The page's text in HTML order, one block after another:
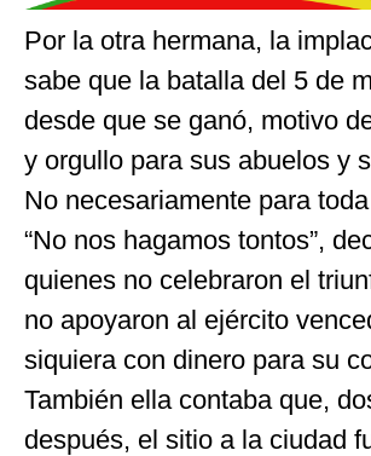
Por la otra hermana, la
sabe que la batalla del 5 de
desde que se ganó, motivo
y orgullo para sus abuelos y
No necesariamente para
“No nos hagamos tontos”,
quienes no celebraron el
no apoyaron al ejército
siquiera con dinero para su
También ella contaba que,
después, el sitio a la ciudad